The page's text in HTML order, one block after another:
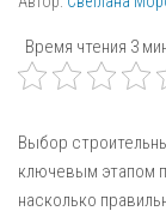
Время чтения 3
Выбор
ключевым этапом
насколько